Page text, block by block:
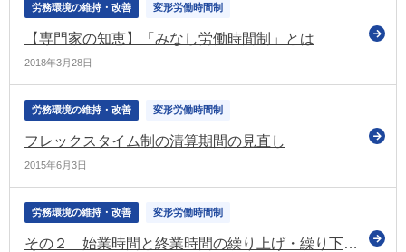
労務環境の維持・改善 変形労働時間制
【専門家の知恵】「みなし労働時間制」とは
2018年3月28日
労務環境の維持・改善 変形労働時間制
フレックスタイム制の清算期間の見直し
2015年6月3日
労務環境の維持・改善 変形労働時間制
その２ 始業時間と終業時間の繰り上げ・繰り下げを活用する